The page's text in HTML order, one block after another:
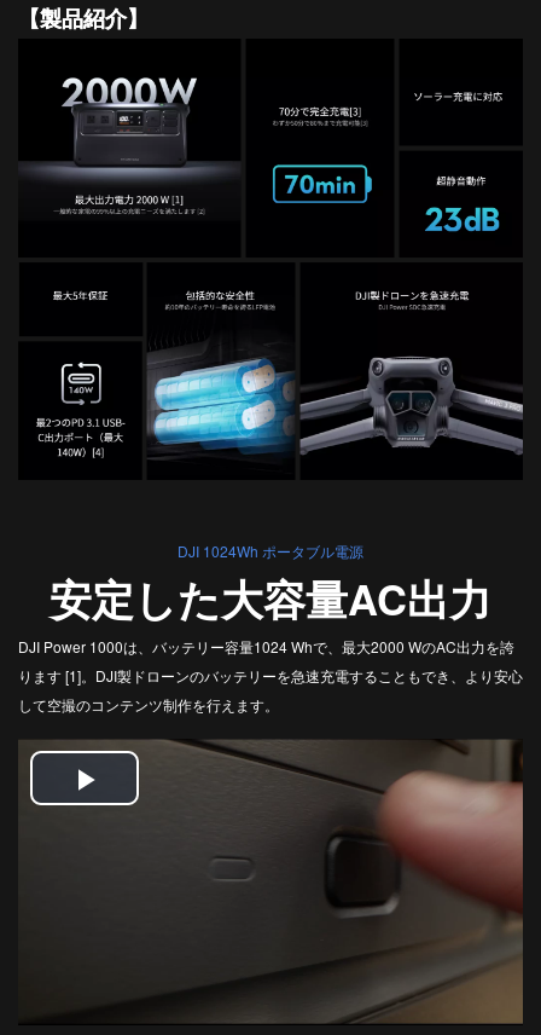
DJI Flip
DJI Flip
DJI INSPIRE 3
Rize TELLO
DJI POWER シリーズ
DJI POWER 1000 MINI
DJI POWER 2000
DJI RS 4 PRO
DJI RS 3
DJI RS 3 PRO
DJI SDR Transmission
DJI Transmission 高輝度モニターコンボ
DJI Transmission スタンダードコンボ
DJI FOCUS PRO
DJI RONIN シリーズ
DJI RONIN 4D - 6K
DJI RONIN 4D - 8K
DJI MIC シリーズ
【製品紹介】
‌DJI 1024Wh ポータブル電源
安定した大容量AC出力
DJI Power 1000は、バッテリー容量1024 Whで、最大2000 WのAC出力を誇
ります [1]。DJI製ドローンのバッテリーを急速充電することもでき、より安心
して空撮のコンテンツ制作を行えます。
Play